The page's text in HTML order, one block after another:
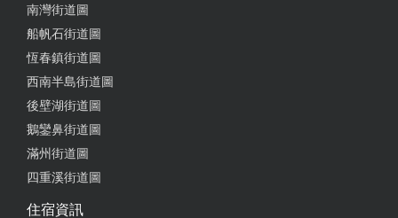
在城牆邊的一家小店，可愛，坐在那享用也很舒適，
鬆餅也好好吃很Q，都是現作,還有雞肉飯可以選擇，
若不想等，可以先電話預約喔：）
老闆娘親切貼心又大方，鬆餅口感很特別也很細緻，
是一間會想讓人再三回訪的鬆餅店！
南灣街道圖
船帆石街道圖
恆春鎮街道圖
西南半島街道圖
後壁湖街道圖
鵝鑾鼻街道圖
滿州街道圖
四重溪街道圖
住宿資訊